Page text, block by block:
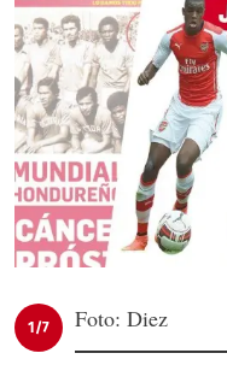
1/7 Foto: Diez